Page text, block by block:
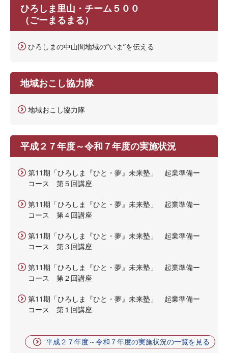
ひろしま里山・チーム５００
（ごーまるまる）
ひろしまの中山間地域の”いま”を伝える
地域おこし協力隊
地域おこし協力隊
平成２７年度～令和７年度の実施状況
第11期「ひろしま『ひと・夢』未来塾」 起業準備ー
コース 第５回講座
第11期「ひろしま『ひと・夢』未来塾」 起業準備ー
コース 第４回講座
第11期「ひろしま『ひと・夢』未来塾」 起業準備ー
コース 第３回講座
第11期「ひろしま『ひと・夢』未来塾」 起業準備ー
コース 第２回講座
第11期「ひろしま『ひと・夢』未来塾」 起業準備ー
コース 第１回講座
平成２７年度～令和７年度の実施状況の一覧を見る